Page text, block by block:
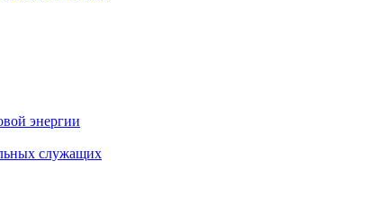
энергии
служащих